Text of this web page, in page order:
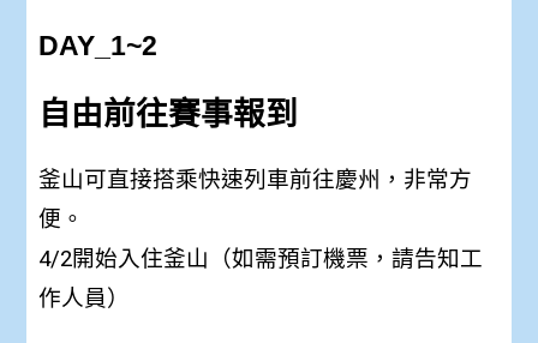
DAY_1~2
自由前往賽事報到
釜山可直接搭乘快速列車前往慶州，非常方
便。
4/2開始入住釜山（如需預訂機票，請告知工
作人員）